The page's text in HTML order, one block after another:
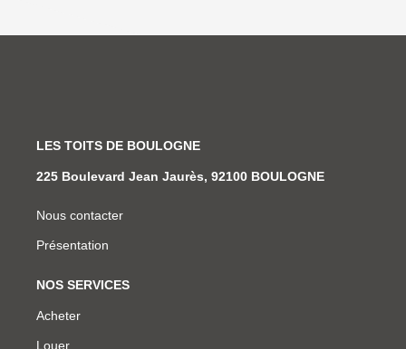
LES TOITS DE BOULOGNE
225 Boulevard Jean Jaurès, 92100 BOULOGNE
Nous contacter
Présentation
NOS SERVICES
Acheter
Louer